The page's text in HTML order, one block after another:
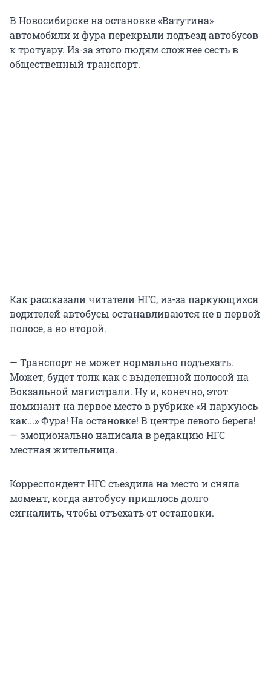
В Новосибирске на остановке «Ватутина»
автомобили и фура перекрыли подъезд автобусов
к тротуару. Из-за этого людям сложнее сесть в
общественный транспорт.
Как рассказали читатели НГС, из-за паркующихся
водителей автобусы останавливаются не в первой
полосе, а во второй.
— Транспорт не может нормально подъехать.
Может, будет толк как с выделенной полосой на
Вокзальной магистрали. Ну и, конечно, этот
номинант на первое место в рубрике «Я паркуюсь
как...» Фура! На остановке! В центре левого берега!
— эмоционально написала в редакцию НГС
местная жительница.
Корреспондент НГС съездила на место и сняла
момент, когда автобусу пришлось долго
сигналить, чтобы отъехать от остановки.